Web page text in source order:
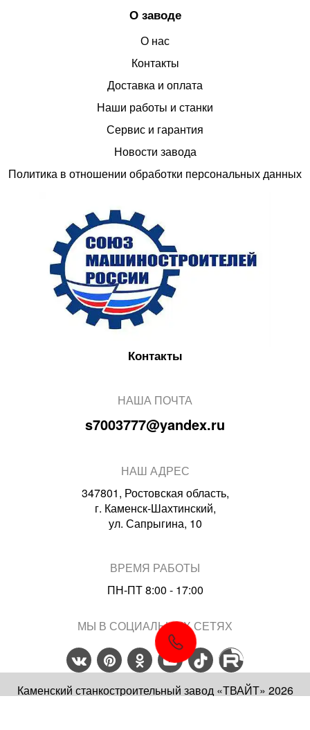
О заводе
О нас
Контакты
Доставка и оплата
Наши работы и станки
Сервис и гарантия
Новости завода
Политика в отношении обработки персональных данных
Контакты
НАША ПОЧТА
s7003777@yandex.ru
НАШ АДРЕС
347801, Ростовская область,
г. Каменск-Шахтинский,
ул. Сапрыгина, 10
ВРЕМЯ РАБОТЫ
ПН-ПТ 8:00 - 17:00
МЫ В СОЦИАЛЬНЫХ СЕТЯХ
Каменский станкостроительный завод «ТВАЙТ» 2026